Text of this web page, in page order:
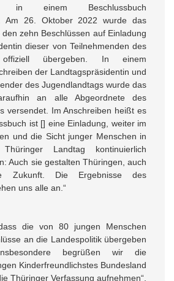
in einem Beschlussbuch
Am 26. Oktober 2022 wurde das
zehn Beschlüssen auf Einladung
dieser von Teilnehmenden des
offiziell übergeben. In einem
der Landtagspräsidentin und
des Jugendlandtags wurde das
an alle Abgeordnete des
versendet. Im Anschreiben heißt es
ist [] eine Einladung, weiter im
und die Sicht junger Menschen in
Landtag kontinuierlich
Auch sie gestalten Thüringen, auch
Zukunft. Die Ergebnisse des
uns alle an.“
die von 80 jungen Menschen
an die Landespolitik übergeben
begrüßen wir die
Kinderfreundlichstes Bundesland
Thüringer Verfassung aufnehmen“,